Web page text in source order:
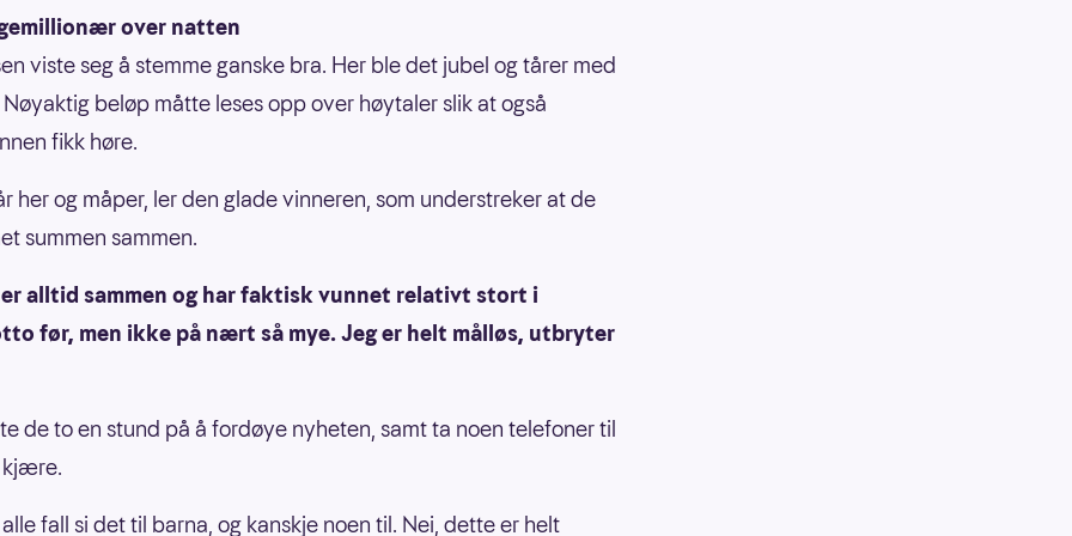
over natten
viste seg å stemme ganske bra. Her ble det jubel og tårer med
beløp måtte leses opp over høytaler slik at også
fikk høre.
her og måper, ler den glade vinneren, som understreker at de
summen sammen.
alltid sammen og har faktisk vunnet relativt stort i
før, men ikke på nært så mye. Jeg er helt målløs, utbryter
de to en stund på å fordøye nyheten, samt ta noen telefoner til
fall si det til barna, og kanskje noen til. Nei, dette er helt